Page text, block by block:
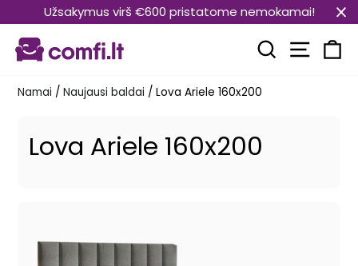
prie
turinio
Užsakymus virš €600 pristatome nemokamai!
Paieška
Namai / Naujausi baldai / Lova Ariele 160x200
Lova Ariele 160x200